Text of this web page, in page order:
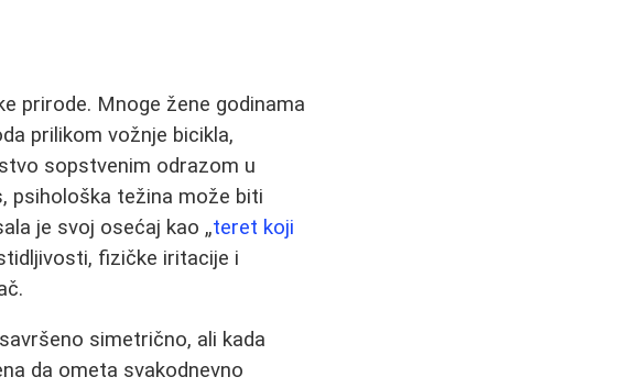
prirode. Mnoge žene godinama
prilikom vožnje bicikla,
sopstvenim odrazom u
psihološka težina može biti
je svoj osećaj kao „teret koji
fizičke iritacije i
simetrično, ali kada
da ometa svakodnevno